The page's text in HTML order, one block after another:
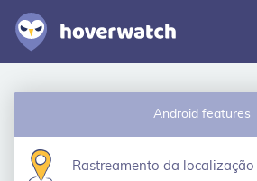
Funcionalidades
Entrar
Android features
Rastreamento da